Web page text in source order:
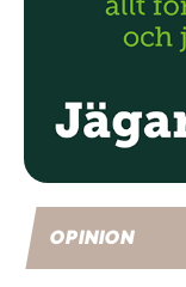
OPINION